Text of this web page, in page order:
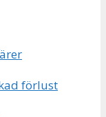
förlust